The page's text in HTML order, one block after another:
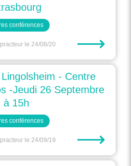
conférences
le 24/08/20 ⟶
- Centre
-Jeudi 26 Septembre
à 15h
conférences
le 24/09/19 ⟶